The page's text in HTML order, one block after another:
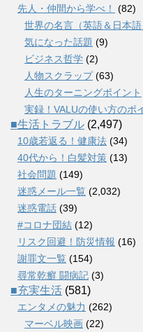
先人・仲間から学べ！
(82)
世界の名言（英語＆日本語
気になった話題 (9)
ビジネス哲学 (2)
人物スクラップ(63)
人生のターニングポイント
実録！VALUの使い方のポ
■生活トラブル (2,497)
10歳若返る！健康法 (34)
40代から！白髪対策 (13)
社会問題 (149)
迷惑メール一覧 (2,032)
迷惑電話 (39)
#コロナ団結 (12)
リスク回避！防災情報 (16)
謝罪文一覧 (154)
尋常乾癬 闘病記 (3)
■充実生活 (581)
エンタメの魅力 (262)
マーベル映画 (22)